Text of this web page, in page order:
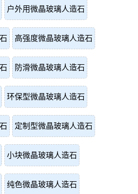
户外用微晶玻璃人造石
高强度微晶玻璃人造石
防滑微晶玻璃人造石
环保型微晶玻璃人造石
定制型微晶玻璃人造石
小块微晶玻璃人造石
纯色微晶玻璃人造石